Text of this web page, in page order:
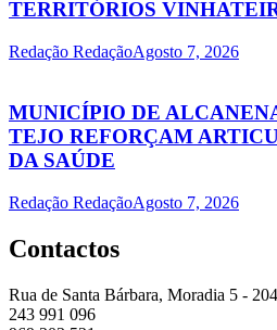
TERRITÓRIOS
Redação RedaçãoAgosto 7, 2026
MUNICÍPIO DE
TEJO REFORÇAM
DA SAÚDE
Redação RedaçãoAgosto 7, 2026
Contactos
Rua de Santa Bárbara, Moradia 5 -
243 991 096